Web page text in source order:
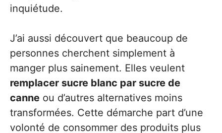
inquiétude.
J’ai aussi découvert que beaucoup de
personnes cherchent simplement à
manger plus sainement. Elles veulent
remplacer sucre blanc par sucre de
canne ou d’autres alternatives moins
transformées. Cette démarche part d’une
volonté de consommer des produits plus